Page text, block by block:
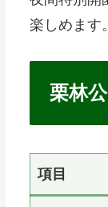
楽しめます。
栗林
項目